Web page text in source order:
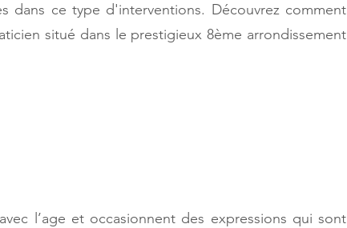
dans ce type d'interventions. Découvrez comment
situé dans le prestigieux 8ème arrondissement
l’age et occasionnent des expressions qui sont